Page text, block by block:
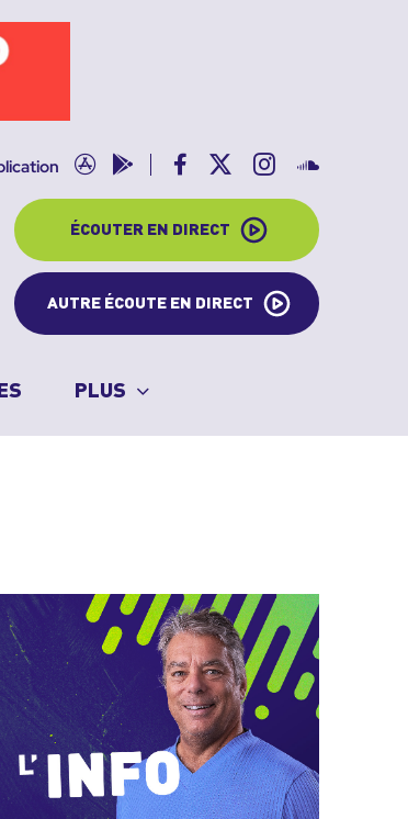
FacebookInstagram
App Google
ÉCOUTER EN DIRECT
AUTRE ÉCOUTE EN DIRECT
PLUS